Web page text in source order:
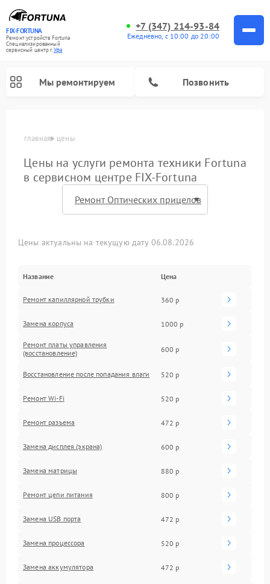
FIX-FORTUNA
Ремонт устройств Fortuna
Специализированный
cервисный центр г.Уфа
+7 (347) 214-93-84
Ежедневно, с 10:00 до 20:00
Мы ремонтируем Позвонить
главная цены
Цены на услуги ремонта техники Fortuna
в сервисном центре FIX-Fortuna
Цены актуальны на текущую дату 06.08.2026
Название Цена
Ремонт капиллярной трубки 360 р
Замена корпуса 1000 р
Ремонт платы управления
(восстановление)
600 р
Восстановление после попадания влаги 520 р
Ремонт Wi-Fi 520 р
Ремонт разъема 472 р
Замена дисплея (экрана) 600 р
Замена матрицы 880 р
Ремонт цепи питания 800 р
Замена USB порта 472 р
Замена процессора 520 р
Замена аккумулятора 472 р